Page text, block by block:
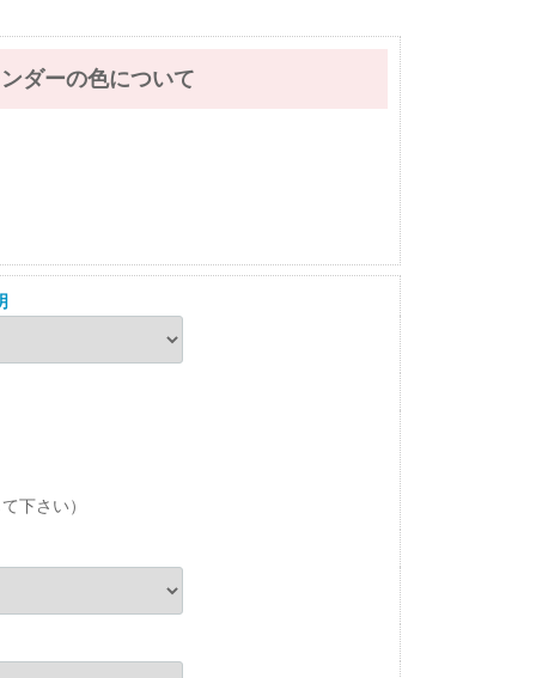
ダーの色について
下さい）